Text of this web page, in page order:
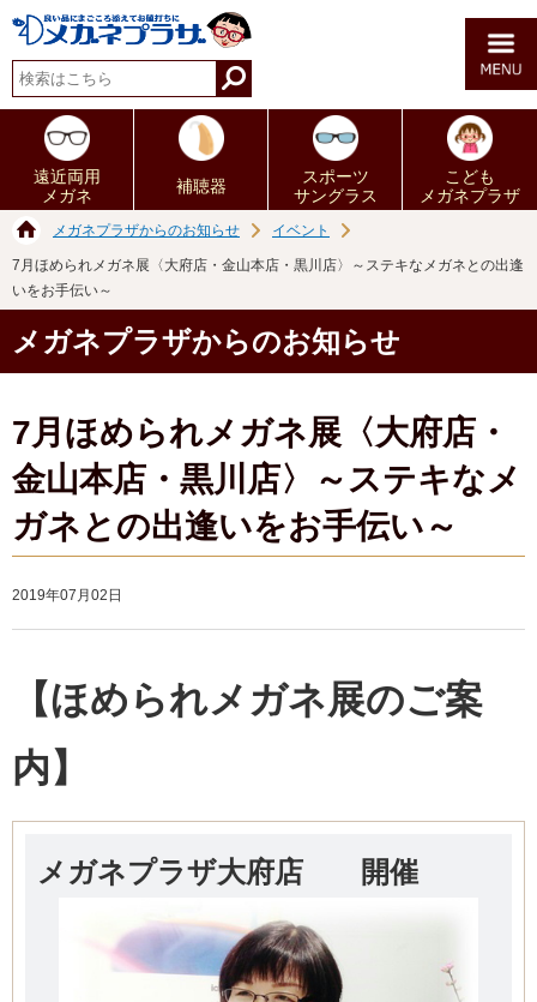
遠近両用
メガネ
補聴器
スポーツ
サングラス
こども
メガネプラザ
メガネプラザからのお知らせ イベント
7月ほめられメガネ展〈大府店・金山本店・黒川店〉～ステキなメガネとの出逢
いをお手伝い～
メガネプラザからのお知らせ
7月ほめられメガネ展〈大府店・
金山本店・黒川店〉～ステキなメ
ガネとの出逢いをお手伝い～
2019年07月02日
【ほめられメガネ展のご案
内】
メガネプラザ大府店 開催